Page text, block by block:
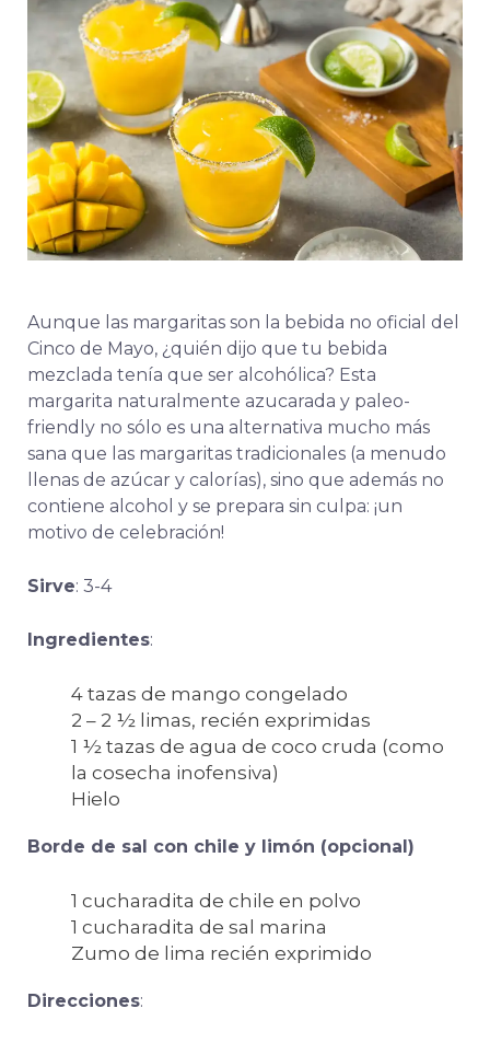
Aunque las margaritas son la bebida no oficial del
Cinco de Mayo, ¿quién dijo que tu bebida
mezclada tenía que ser alcohólica? Esta
margarita naturalmente azucarada y paleo-
friendly no sólo es una alternativa mucho más
sana que las margaritas tradicionales (a menudo
llenas de azúcar y calorías), sino que además no
contiene alcohol y se prepara sin culpa: ¡un
motivo de celebración!
Sirve: 3-4
Ingredientes:
4 tazas de mango congelado
2 – 2 ½ limas, recién exprimidas
1 ½ tazas de agua de coco cruda (como
la cosecha inofensiva)
Hielo
Borde de sal con chile y limón (opcional)
1 cucharadita de chile en polvo
1 cucharadita de sal marina
Zumo de lima recién exprimido
Direcciones: